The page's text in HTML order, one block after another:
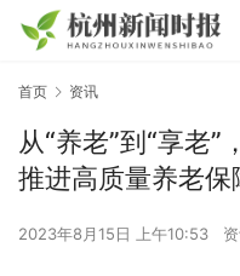
首页 资讯
从“养老”到“享老
推进高质量养老保
2023年8月15日 上午10:53